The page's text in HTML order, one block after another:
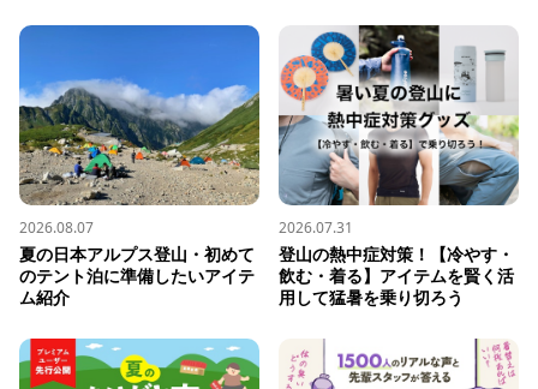
2026.08.07
夏の日本アルプス登山・初めて
のテント泊に準備したいアイテ
ム紹介
2026.07.31
登山の熱中症対策！【冷やす・
飲む・着る】アイテムを賢く活
用して猛暑を乗り切ろう